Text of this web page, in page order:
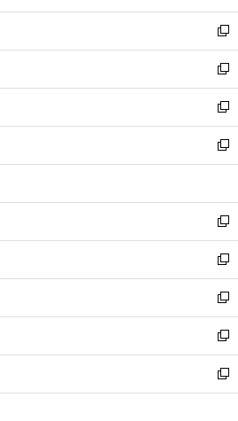
開
く
ウ
で
開
く
ン
ド
ウ
で
開
く
ウ
ィ
ン
ド
ウ
で
開
く
し
い
ウ
ィ
ン
ド
ウ
で
開
新
し
い
ウ
ィ
ン
ド
ウ
開
く
新
し
い
ウ
ィ
ン
ウ
で
開
く
新
し
い
ウ
ン
ド
ウ
で
開
く
新
し
ウ
ィ
ン
ド
ウ
で
開
く
新
し
い
ウ
ィ
ン
ド
ウ
で
開
新
し
い
ウ
ィ
ン
ド
ウ
新
し
い
ウ
ィ
ン
新
し
い
ウ
新
し